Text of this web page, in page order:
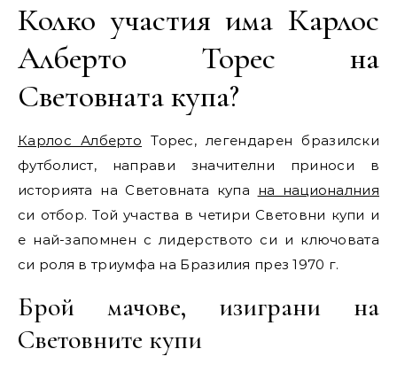
Колко участия има Карлос
Алберто Торес на
Световната купа?
Карлос Алберто Торес, легендарен бразилски
футболист, направи значителни приноси в
историята на Световната купа на националния
си отбор. Той участва в четири Световни купи и
е най-запомнен с лидерството си и ключовата
си роля в триумфа на Бразилия през 1970 г.
Брой мачове, изиграни на
Световните купи